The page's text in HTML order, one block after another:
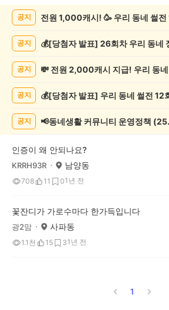
시
공지 전원 1,000캐시! 🥳 우리 동네 썰
공지
공지
공지
공지 📢동네생활 커뮤니티 운영정책
인증이 왜 안되나요?
KRRH93R 남양동
708 11 01년 전
꽃잔디가 가로수마다 한가득입니다
광2맘 사파동
1.1천 15 31년 전
1